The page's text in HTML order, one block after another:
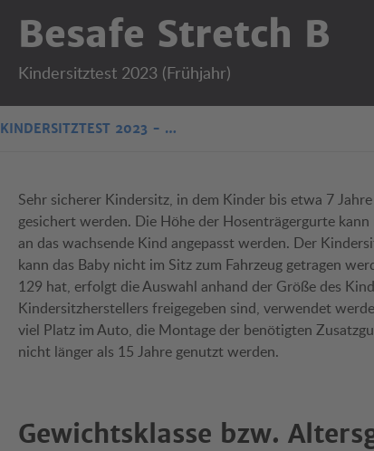
Besafe Stretch B
Kindersitztest 2023 (Frühjahr)
KINDERSITZTEST 2023 - …
Sehr sicherer Kindersitz, in dem Kinder bis etwa 7
gesichert werden. Die Höhe der Hosenträgergurte
an das wachsende Kind angepasst werden. Der
kann das Baby nicht im Sitz zum Fahrzeug getragen
129 hat, erfolgt die Auswahl anhand der Größe des
Kindersitzherstellers freigegeben sind, verwendet
viel Platz im Auto, die Montage der benötigten
nicht länger als 15 Jahre genutzt werden.
Gewichtsklasse bzw.